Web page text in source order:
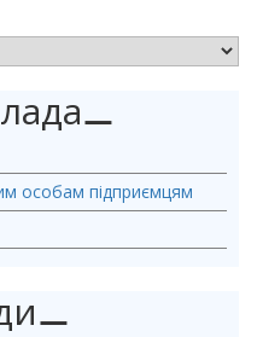
⚊
особам підприємцям
⚊